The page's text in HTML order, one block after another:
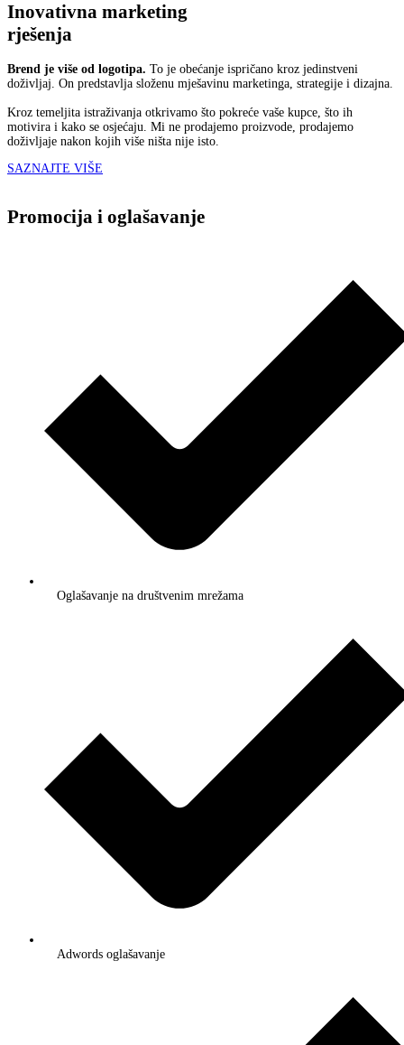
Inovativna marketing
rješenja
Brend je više od logotipa. To je obećanje ispričano kroz jedinstveni
doživljaj. On predstavlja složenu mješavinu marketinga, strategije i dizajna.
Kroz temeljita istraživanja otkrivamo što pokreće vaše kupce, što ih
motivira i kako se osjećaju. Mi ne prodajemo proizvode, prodajemo
doživljaje nakon kojih više ništa nije isto.
SAZNAJTE VIŠE
Promocija i oglašavanje
Oglašavanje na društvenim mrežama
Adwords oglašavanje